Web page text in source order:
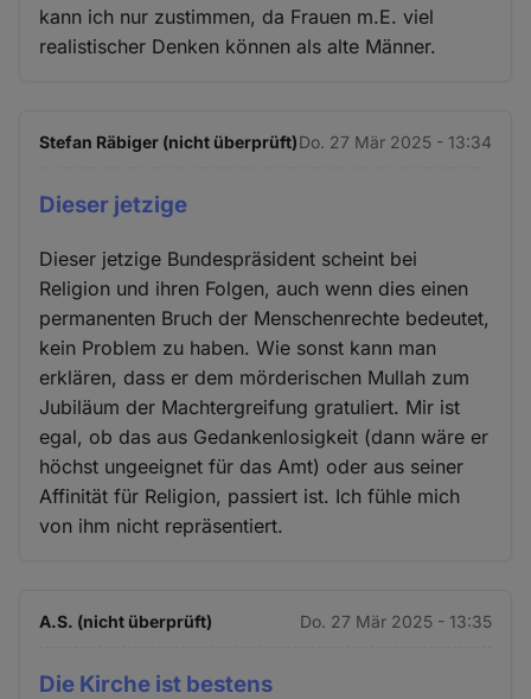
kann ich nur zustimmen, da Frauen m.E. viel
realistischer Denken können als alte Männer.
Stefan Räbiger (nicht überprüft)Do. 27 Mär 2025 - 13:34
Dieser jetzige
Dieser jetzige Bundespräsident scheint bei
Religion und ihren Folgen, auch wenn dies einen
permanenten Bruch der Menschenrechte bedeutet,
kein Problem zu haben. Wie sonst kann man
erklären, dass er dem mörderischen Mullah zum
Jubiläum der Machtergreifung gratuliert. Mir ist
egal, ob das aus Gedankenlosigkeit (dann wäre er
höchst ungeeignet für das Amt) oder aus seiner
Affinität für Religion, passiert ist. Ich fühle mich
von ihm nicht repräsentiert.
A.S. (nicht überprüft) Do. 27 Mär 2025 - 13:35
Die Kirche ist bestens